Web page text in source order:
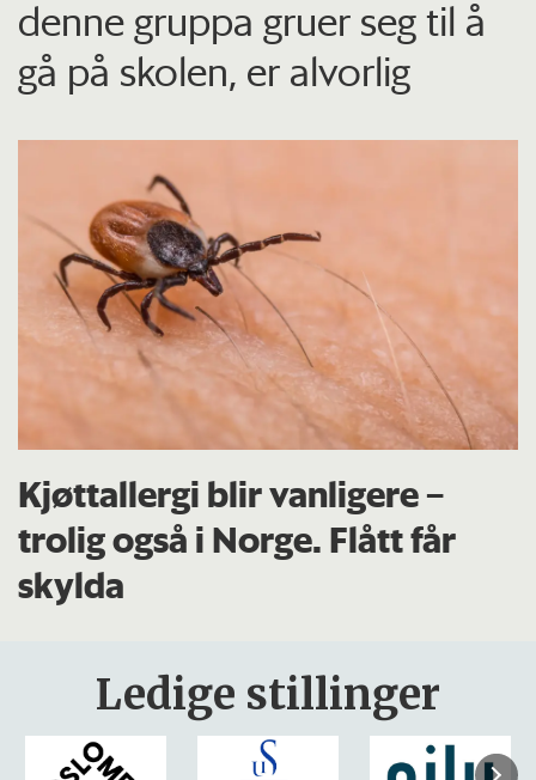
denne gruppa gruer seg til å
gå på skolen, er alvorlig
Kjøttallergi blir vanligere –
trolig også i Norge. Flått får
skylda
Ledige stillinger